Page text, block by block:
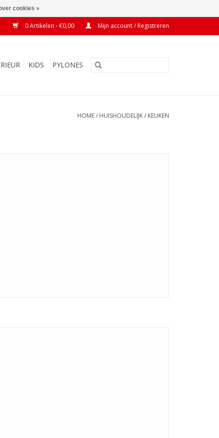
0 Artikelen - €0,00 Mijn account / Registreren
KIDS PYLONES
HOME/ HUISHOUDELIJK/ KEUKEN
cookies »